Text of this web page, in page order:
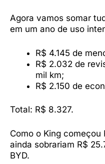
Agora vamos somar
em um ano de uso
R$ 4.145 de
R$ 2.032 de
mil km;
R$ 2.150 de
Total: R$ 8.327.
Como o King começou
ainda sobrariam R$
BYD.